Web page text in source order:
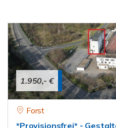
1.950,- €
Forst
*Provisionsfrei* -